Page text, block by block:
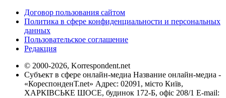
Договор пользования сайтом
Политика в сфере конфиденциальности и персональных
данных
Пользовательское соглашение
Редакция
© 2000-2026, Korrespondent.net
Субъект в сфере онлайн-медиа Название онлайн-медиа -
«КореспонденТ.net» Адрес: 02091, місто Київ,
ХАРКІВСЬКЕ ШОСЕ, будинок 172-Б, офіс 208/1 E-mail: